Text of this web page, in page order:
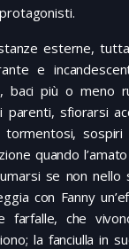
esterne,
e
baci più o meno
parenti, sfiorarsi
tormentosi,
quando
se non nello
con Fanny
farfalle, che
la fanciulla in